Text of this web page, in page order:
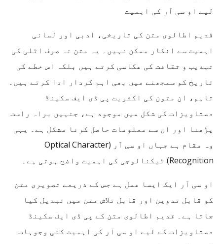
لیے او سی آر کی اہمیت
قدیم اطالوی متن کی تاریخی، ادبی اور لسانی
اہمیت سے انکار ممکن نہیں۔ یہ متن نہ صرف اٹلی کی
تہذیب و ثقافت کی عکاسی کرتے ہیں بلکہ اس خطے کی
تاریخ کو سمجھنے میں بھی اہم کردار ادا کرتے ہیں۔
تاہم، ان متون کی اکثریت پی ڈی ایف سکینڈ
دستاویزات کی شکل میں موجود ہے، جنہیں براہ راست
پڑھنا اور ان سے معلومات حاصل کرنا مشکل ہے۔ یہی
وہ مقام ہے جہاں او سی آر (Optical Character
Recognition) ٹیکنالوجی کی اہمیت واضح ہوتی ہے۔
او سی آر ایک ایسا عمل ہے جس کے ذریعے تصویری متن
کو قابل تدوین اور قابل تلاش متن میں تبدیل کیا
جاتا ہے۔ قدیم اطالوی متن کے پی ڈی ایف سکینڈ
دستاویزات کے لیے او سی آر کی اہمیت کئی وجوہات